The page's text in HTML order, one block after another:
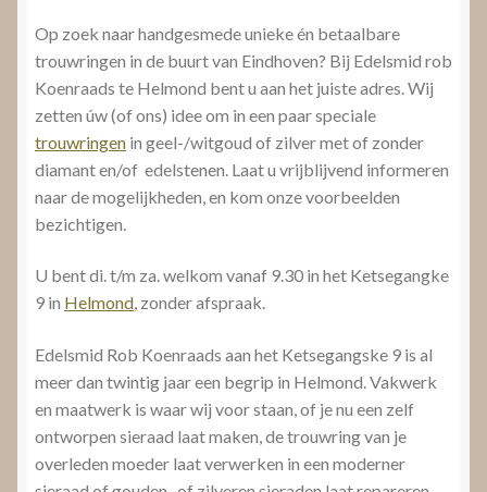
Op zoek naar handgesmede unieke én betaalbare
trouwringen in de buurt van Eindhoven? Bij Edelsmid rob
Koenraads te Helmond bent u aan het juiste adres. Wij
zetten úw (of ons) idee om in een paar speciale
trouwringen in geel-/witgoud of zilver met of zonder
diamant en/of edelstenen. Laat u vrijblijvend informeren
naar de mogelijkheden, en kom onze voorbeelden
bezichtigen.
U bent di. t/m za. welkom vanaf 9.30 in het Ketsegangke
9 in Helmond, zonder afspraak.
Edelsmid Rob Koenraads aan het Ketsegangske 9 is al
meer dan twintig jaar een begrip in Helmond. Vakwerk
en maatwerk is waar wij voor staan, of je nu een zelf
ontworpen sieraad laat maken, de trouwring van je
overleden moeder laat verwerken in een moderner